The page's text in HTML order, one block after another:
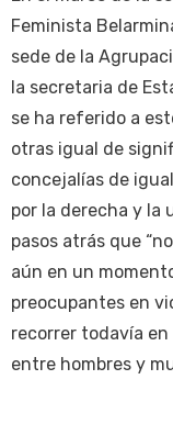
Feminista
sede de la
la secretaria de
se ha referido a
otras igual de
concejalías de
por la derecha y la
pasos atrás que
aún en un
preocupantes en
recorrer todavía
entre hombres y